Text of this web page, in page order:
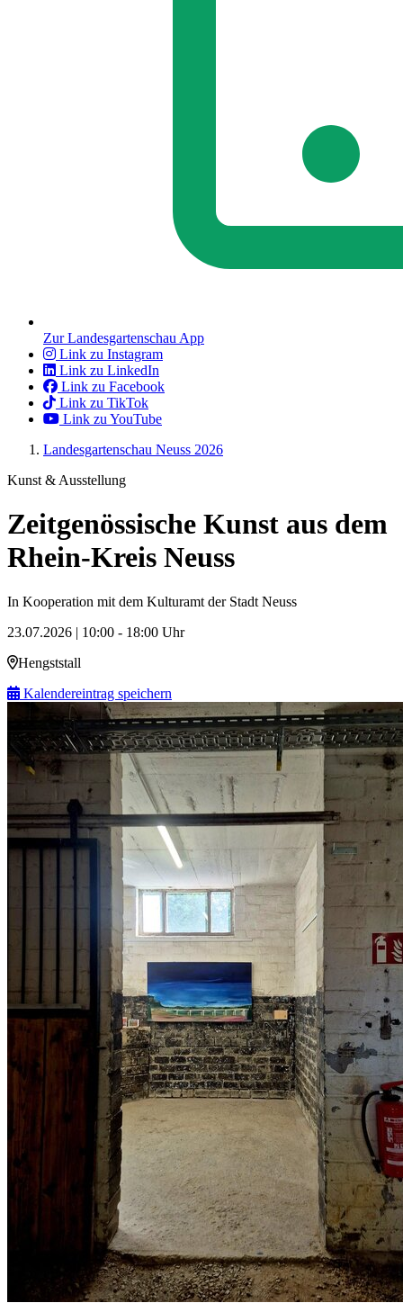
Zur Landesgartenschau App
Link zu Instagram
Link zu LinkedIn
Link zu Facebook
Link zu TikTok
Link zu YouTube
Landesgartenschau Neuss 2026
Kunst & Ausstellung
Zeitgenössische Kunst aus dem
Rhein-Kreis Neuss
In Kooperation mit dem Kulturamt der Stadt Neuss
23.07.2026 | 10:00 - 18:00 Uhr
Hengststall
Kalendereintrag speichern